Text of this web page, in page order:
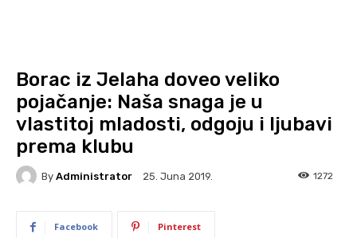
Borac iz Jelaha doveo veliko
pojačanje: Naša snaga je u
vlastitoj mladosti, odgoju i ljubavi
prema klubu
By Administrator 25. Juna 2019. 1272
Facebook Pinterest